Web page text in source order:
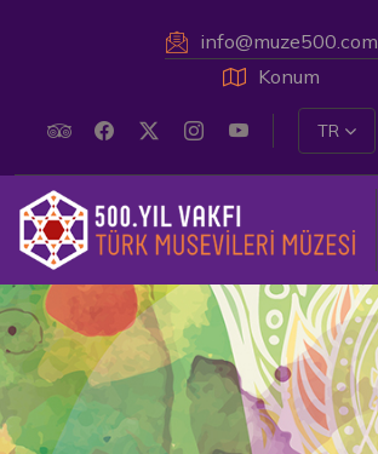
info@muze500.com
Konum
TR